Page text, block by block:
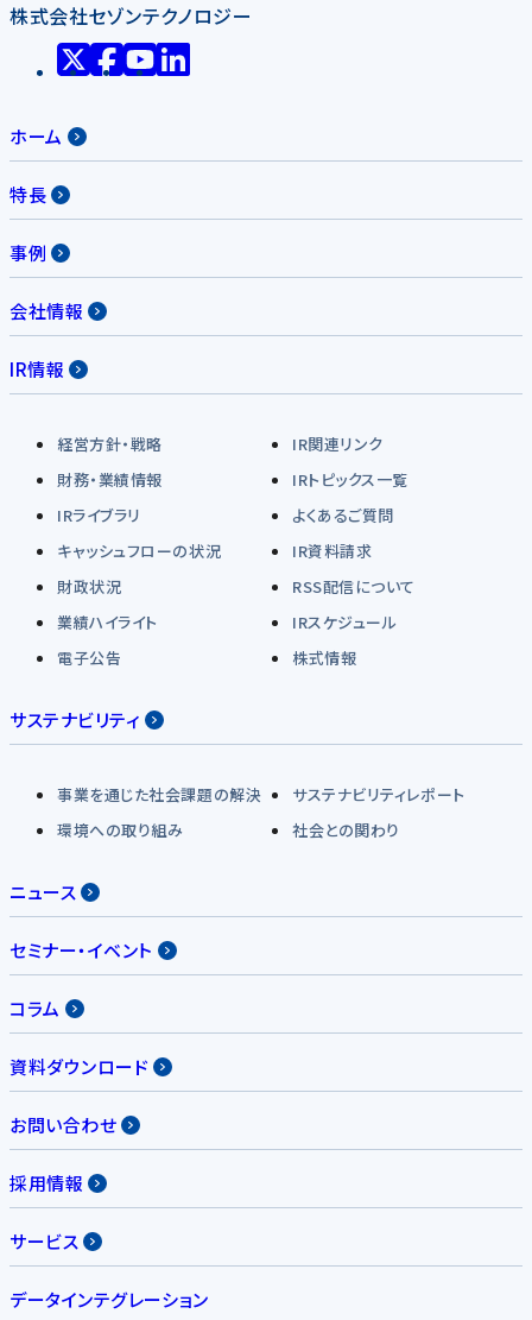
株式会社セゾンテクノロジー
ホーム
特長
事例
会社情報
IR情報
経営方針・戦略
IR関連リンク
財務・業績情報
IRトピックス一覧
IRライブラリ
よくあるご質問
キャッシュフローの状況
IR資料請求
財政状況
RSS配信について
業績ハイライト
IRスケジュール
電子公告
株式情報
サステナビリティ
事業を通じた社会課題の解決
サステナビリティレポート
環境への取り組み
社会との関わり
ニュース
セミナー・イベント
コラム
資料ダウンロード
お問い合わせ
採用情報
サービス
データインテグレーション